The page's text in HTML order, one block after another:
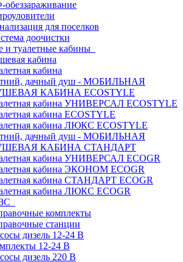
для поселков
доочистки
и туалетные кабины
кабина
кабина
дачный душ - МОБИЛЬНАЯ
КАБИНА ECOSTYLE
кабина УНИВЕРСАЛ ECOSTYLE
кабина ECOSTYLE
кабина ЛЮКС ECOSTYLE
дачный душ - МОБИЛЬНАЯ
КАБИНА СТАНДАРТ
кабина УНИВЕРСАЛ ECOGR
кабина ЭКОНОМ ECOGR
кабина СТАНДАРТ ECOGR
кабина ЛЮКС ECOGR
комплекты
станции
дизель 12-24 В
12-24 В
дизель 220 В